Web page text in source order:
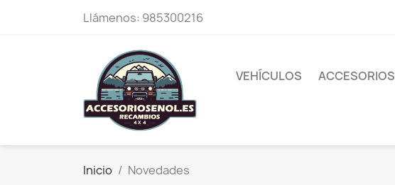
Llámenos: 985300216
VEHÍCULOS ACCESORIOS
Inicio Novedades